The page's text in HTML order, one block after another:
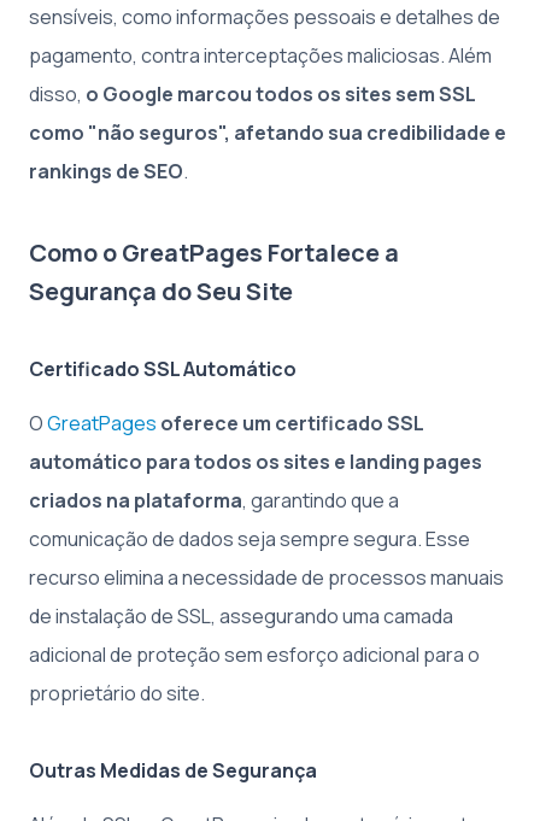
sensíveis, como informações pessoais e detalhes de
pagamento, contra interceptações maliciosas. Além
disso, o Google marcou todos os sites sem SSL
como "não seguros", afetando sua credibilidade e
rankings de SEO.
Como o GreatPages Fortalece a
Segurança do Seu Site
Certificado SSL Automático
OGreatPages oferece um certificado SSL
automático para todos os sites e landing pages
criados na plataforma, garantindo que a
comunicação de dados seja sempre segura. Esse
recurso elimina a necessidade de processos manuais
de instalação de SSL, assegurando uma camada
adicional de proteção sem esforço adicional para o
proprietário do site.
Outras Medidas de Segurança